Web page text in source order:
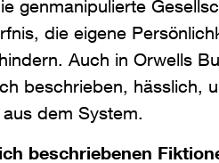
genmanipulierte
die eigene
Auch in Orwells
beschrieben, hässlich,
dem System.
beschriebenen